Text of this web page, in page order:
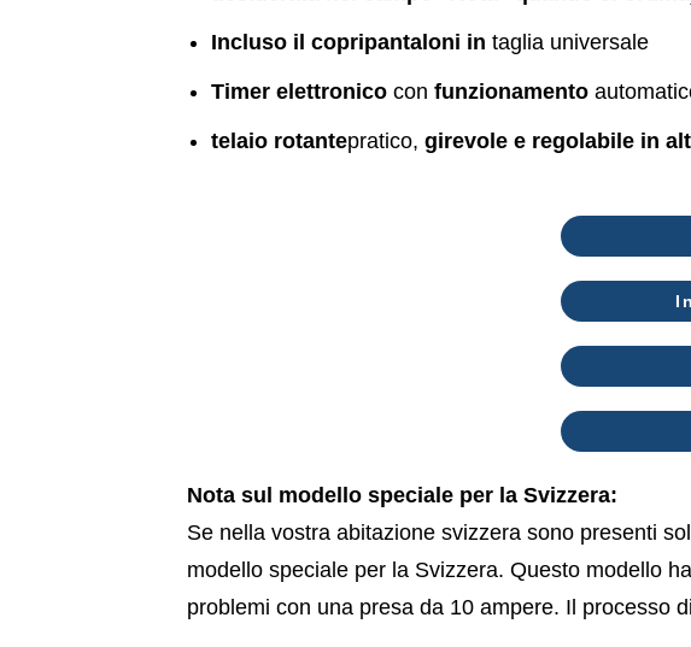
Incluso il copripantaloni in taglia universale
Timer elettronico con funzionamento
telaio rotantepratico, girevole e regolabile in
Nota sul modello speciale per la Svizzera:
Se nella vostra abitazione svizzera sono presenti
modello speciale per la Svizzera. Questo modello
problemi con una presa da 10 ampere. Il processo